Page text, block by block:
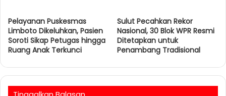
Pelayanan Puskesmas
Limboto Dikeluhkan, Pasien
Soroti Sikap Petugas hingga
Ruang Anak Terkunci
Sulut Pecahkan Rekor
Nasional, 30 Blok WPR Resmi
Ditetapkan untuk
Penambang Tradisional